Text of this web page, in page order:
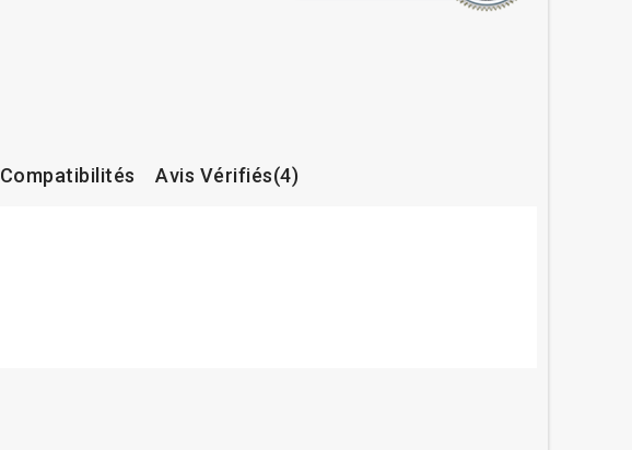
Compatibilités Avis Vérifiés(4)